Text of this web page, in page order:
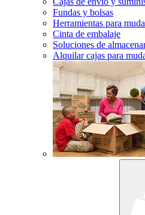
Fundas y bolsas
Herramientas para
Cinta de embalaje
Soluciones de
Alquilar cajas para